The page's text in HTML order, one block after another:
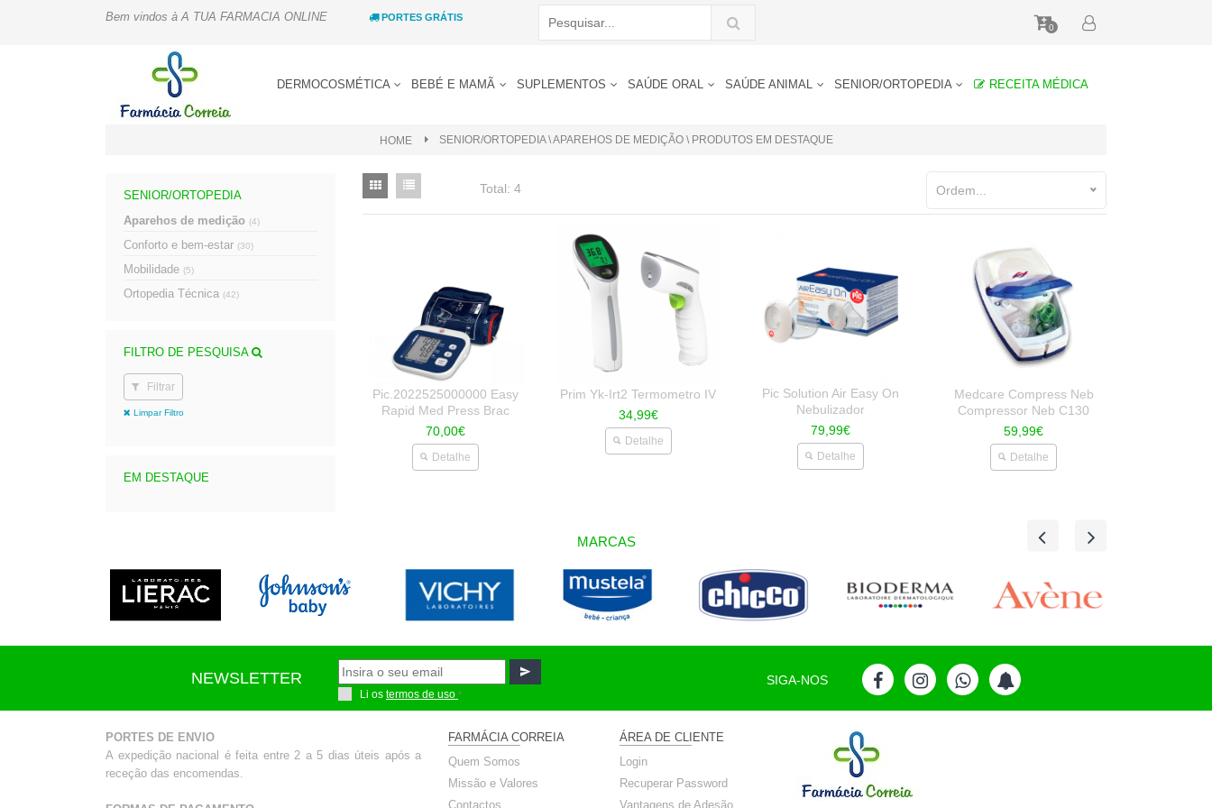
Bem vindos à A TUA FARMACIA ONLINE PORTES GRÁTIS
0
DERMOCOSMÉTICA BEBÉ E MAMÃ SUPLEMENTOS SAÚDE ORAL SAÚDE ANIMAL SENIOR/ORTOPEDIA RECEITA MÉDICA
HOME SENIOR/ORTOPEDIA \ APAREHOS DE MEDIÇÃO \ PRODUTOS EM DESTAQUE
SENIOR/ORTOPEDIA
Aparehos de medição (4)
Conforto e bem-estar (30)
Mobilidade (5)
Ortopedia Técnica (42)
FILTRO DE PESQUISA
Filtrar
Limpar Filtro
EM DESTAQUE
Total: 4 Ordem...
Pic.2022525000000 Easy
Rapid Med Press Brac
70,00€
Detalhe
Prim Yk-Irt2 Termometro IV
34,99€
Detalhe
Pic Solution Air Easy On
Nebulizador
79,99€
Detalhe
Medcare Compress Neb
Compressor Neb C130
59,99€
Detalhe
MARCAS
NEWSLETTER
Li os termos de uso *
SIGA-NOS
PORTES DE ENVIO
A expedição nacional é feita entre 2 a 5 dias úteis após a
receção das encomendas.
FARMÁCIA CORREIA
Quem Somos
Missão e Valores
Contactos
ÁREA DE CLIENTE
Login
Recuperar Password
Vantagens de Adesão